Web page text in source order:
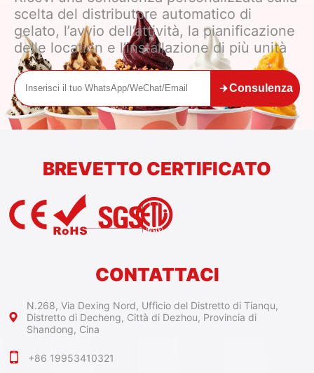
scelta del distributore automatico di
gelato, l’avvio dell’attività, la pianificazione
delle location e l’installazione di più unità
Consulenza
BREVETTO CERTIFICATO
CONTATTACI
N.268, Via Dexing Nord, Ufficio del Distretto di Tianqu,
Distretto di Decheng, Città di Dezhou, Provincia di
Shandong, Cina
+86 19953410321